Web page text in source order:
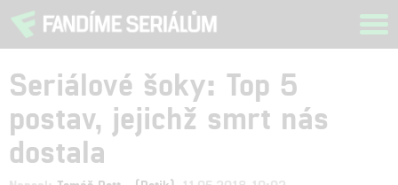
Seriálové šoky: Top 5
postav, jejichž smrt nás
dostala